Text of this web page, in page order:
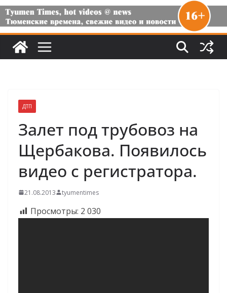
ДТП
Залет под трубовоз на
Щербакова. Появилось
видео с регистратора.
21.08.2013 tyumentimes
Просмотры: 2 030